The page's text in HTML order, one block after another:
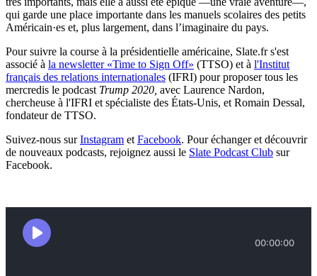
qui garde une place importante dans les manuels scolaires des petits
Américain·es et, plus largement, dans l’imaginaire du pays.
Pour suivre la course à la présidentielle américaine, Slate.fr s'est
associé à la newsletter «Time to Sign Off» (TTSO) et à l'Institut
français des relations internationales (IFRI) pour proposer tous les
mercredis le podcast Trump 2020, avec Laurence Nardon,
chercheuse à l'IFRI et spécialiste des États-Unis, et Romain Dessal,
fondateur de TTSO.
Suivez-nous surInstagram et Facebook. Pour échanger et découvrir
de nouveaux podcasts, rejoignez aussi le Slate Podcast Club sur
Facebook.